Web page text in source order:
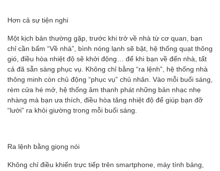
Hơn cả sự tiện nghi
Một kịch bản thường gặp, trước khi trở về nhà từ cơ quan, bạn
chỉ cần bấm “Về nhà”, bình nóng lạnh sẽ bật, hệ thống quạt thông
gió, điều hòa nhiệt độ sẽ khởi động… để khi bạn về đến nhà, tất
cả đã sẵn sàng phục vụ. Không chỉ bằng “ra lệnh”, hệ thống nhà
thông minh còn chủ động “phục vụ” chủ nhân. Vào mỗi buổi sáng,
rèm cửa hé mở, hệ thống âm thanh phát những bản nhạc nhẹ
nhàng mà bạn ưa thích, điều hòa tăng nhiệt độ để giúp bạn đỡ
“lười” ra khỏi giường trong mỗi buổi sáng.
Ra lệnh bằng giọng nói
Không chỉ điều khiển trực tiếp trên smartphone, máy tính bảng,